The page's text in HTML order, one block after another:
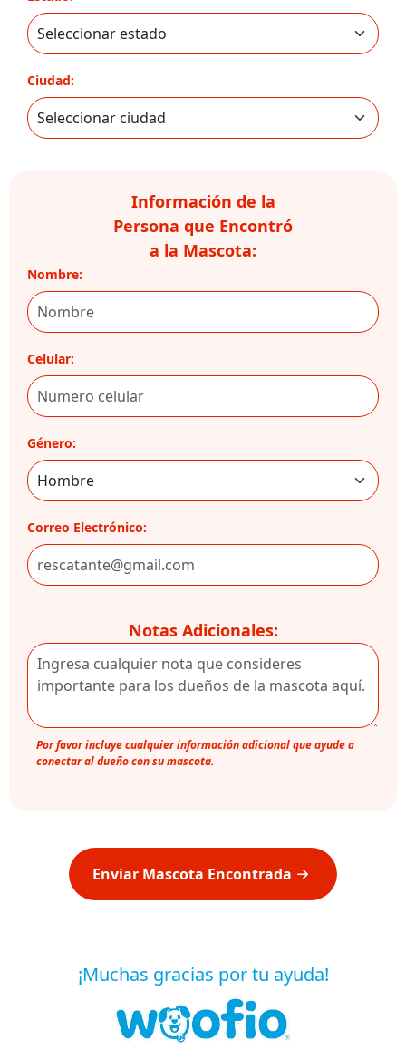
Ciudad:
Información de la
Persona que Encontró
a la Mascota:
Nombre:
Celular:
Género:
Correo Electrónico:
Notas Adicionales:
Por favor incluye cualquier información adicional que ayude a
conectar al dueño con su mascota.
Enviar Mascota Encontrada
¡Muchas gracias por tu ayuda!